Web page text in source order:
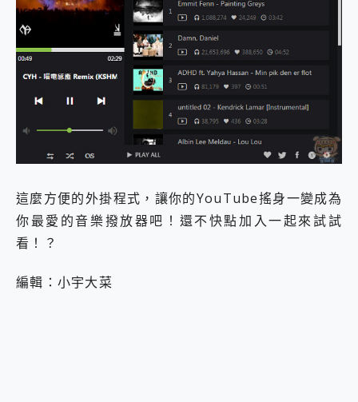
這麼方便的外掛程式，讓你的YouTube搖身一變成為
你最愛的音樂撥放器吧！還不快點加入一起來試試
看！？
編輯：小宇大菜